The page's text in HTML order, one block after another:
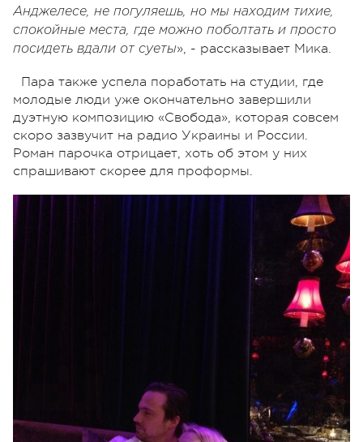
Анджелесе, не погуляешь, но мы находим тихие,
спокойные места, где можно поболтать и просто
посидеть вдали от суеты», - рассказывает Мика.
Пара также успела поработать на студии, где
молодые люди уже окончательно завершили
дуэтную композицию «Свобода», которая совсем
скоро зазвучит на радио Украины и России.
Роман парочка отрицает, хоть об этом у них
спрашивают скорее для проформы.